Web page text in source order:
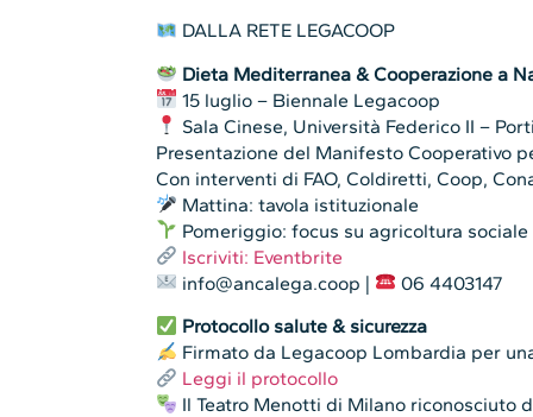
DALLA RETE LEGACOOP
Dieta Mediterranea & Cooperazione a
15 luglio – Biennale Legacoop
Sala Cinese, Università Federico II –
Presentazione del Manifesto Cooperativo
Con interventi di FAO, Coldiretti, Coop,
Mattina: tavola istituzionale
Pomeriggio: focus su agricoltura sociale
Iscriviti: Eventbrite
info@ancalega.coop |
06 4403147
Protocollo salute & sicurezza
Firmato da Legacoop Lombardia per
Leggi il protocollo
Il Teatro Menotti di Milano riconosciuto